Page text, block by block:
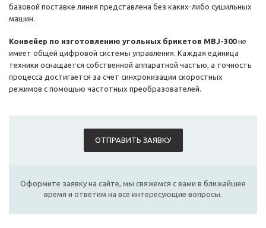
базовой поставке линия представлена без каких-либо сушильных
машин.
Конвейер по изготовлению угольных брикетов MBJ-300не
имеет общей цифровой системы управления. Каждая единица
техники оснащается собственной аппаратной частью, а точность
процесса достигается за счет синхронизации скоростных
режимов с помощью частотных преобразователей.
ОТПРАВИТЬ ЗАЯВКУ
Оформите заявку на сайте, мы свяжемся с вами в ближайшее
время и ответим на все интересующие вопросы.